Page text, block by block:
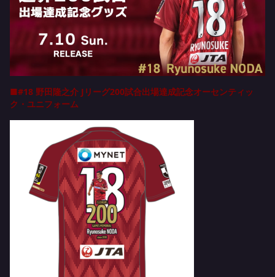
■#18 野田隆之介 Jリーグ200試合出場達成記念オーセンティッ
ク・ユニフォーム